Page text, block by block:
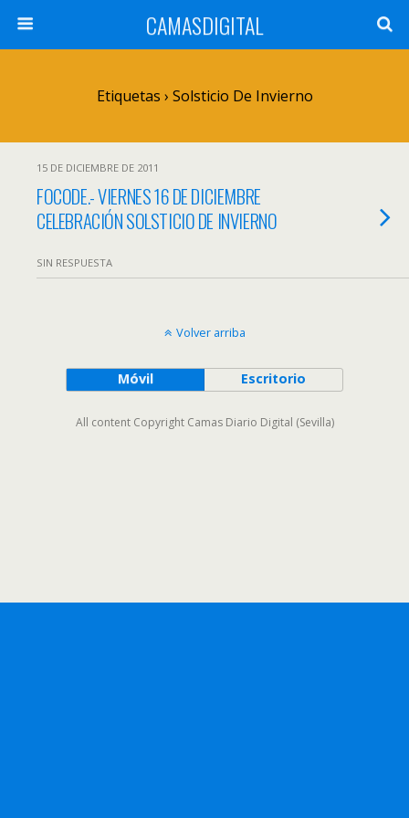
CAMASDIGITAL
Etiquetas › Solsticio De Invierno
15 DE DICIEMBRE DE 2011
FOCODE.- VIERNES 16 DE DICIEMBRE
CELEBRACIÓN SOLSTICIO DE INVIERNO
SIN RESPUESTA
Volver arriba
Móvil Escritorio
All content Copyright Camas Diario Digital (Sevilla)